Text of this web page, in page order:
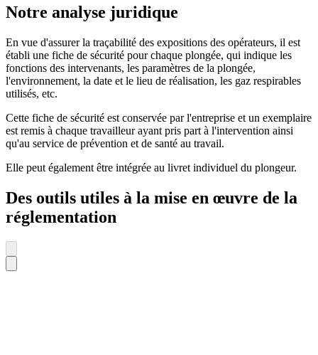
Notre analyse juridique
En vue d'assurer la traçabilité des expositions des opérateurs, il est
établi une fiche de sécurité pour chaque plongée, qui indique les
fonctions des intervenants, les paramètres de la plongée,
l'environnement, la date et le lieu de réalisation, les gaz respirables
utilisés, etc.
Cette fiche de sécurité est conservée par l'entreprise et un exemplaire
est remis à chaque travailleur ayant pris part à l'intervention ainsi
qu'au service de prévention et de santé au travail.
Elle peut également être intégrée au livret individuel du plongeur.
Des outils utiles à la mise en œuvre de la
réglementation